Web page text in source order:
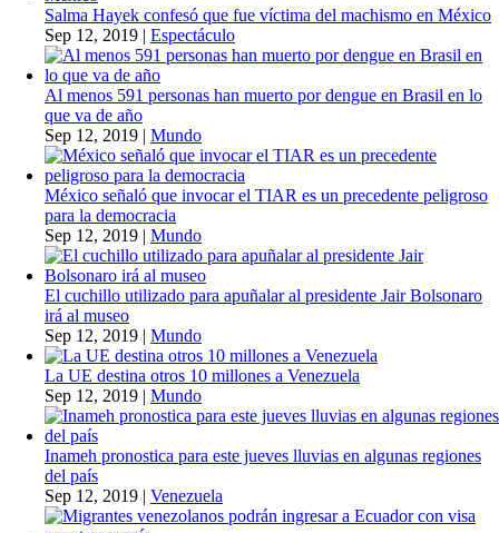
Salma Hayek confesó que fue víctima del machismo en México
Sep 12, 2019 | Espectáculo
Al menos 591 personas han muerto por dengue en Brasil en lo
que va de año
Sep 12, 2019 | Mundo
México señaló que invocar el TIAR es un precedente peligroso
para la democracia
Sep 12, 2019 | Mundo
El cuchillo utilizado para apuñalar al presidente Jair Bolsonaro
irá al museo
Sep 12, 2019 | Mundo
La UE destina otros 10 millones a Venezuela
Sep 12, 2019 | Mundo
Inameh pronostica para este jueves lluvias en algunas regiones
del país
Sep 12, 2019 | Venezuela